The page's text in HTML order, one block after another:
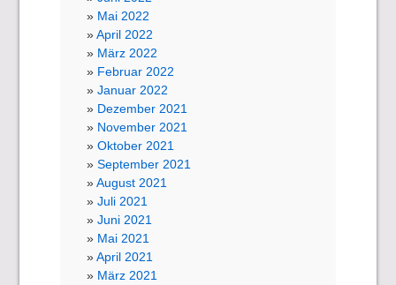
Mai 2022
April 2022
März 2022
Februar 2022
Januar 2022
Dezember 2021
November 2021
Oktober 2021
September 2021
August 2021
Juli 2021
Juni 2021
Mai 2021
April 2021
März 2021